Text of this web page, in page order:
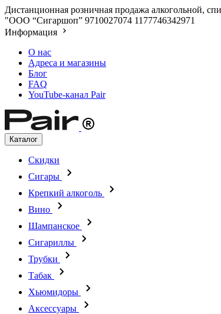
Дистанционная розничная продажа алкогольной,
"ООО “Сигаршоп” 9710027074 1177746342971
Информация
О нас
Адреса и магазины
Блог
FAQ
YouTube-канал Pair
Каталог
Скидки
Сигары
Крепкий алкоголь
Вино
Шампанское
Сигариллы
Трубки
Табак
Хьюмидоры
Аксессуары